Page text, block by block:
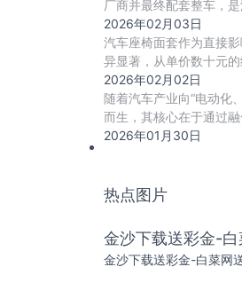
厂商并最终配套整车，
2026年02月03日
汽车座椅面套作为直接
异显著，从单价数十元
2026年02月02日
随着汽车产业向“电动化
而生，其核心在于通过
2026年01月30日
热点图片
金沙下载送彩金-
金沙下载送彩金-白菜网